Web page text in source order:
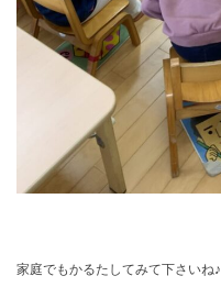
家庭でもかるたしてみて下さいね♪